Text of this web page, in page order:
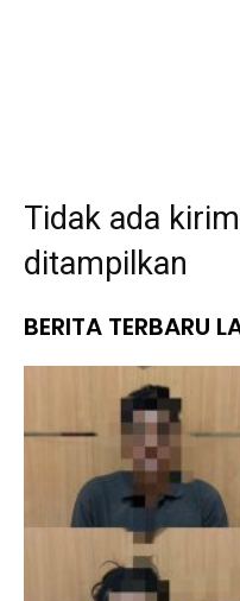
Tidak ada
ditampilkan
BERITA TERBARU